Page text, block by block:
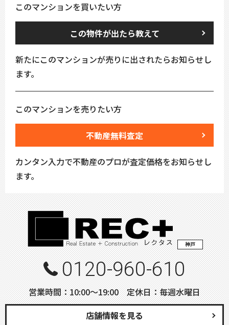
このマンションを買いたい方
この物件が出たら教えて
新たにこのマンションが売りに出されたらお知らせし
ます。
このマンションを売りたい方
不動産無料査定
カンタン入力で不動産のプロが査定価格をお知らせし
ます。
神戸
0120-960-610
営業時間：10:00〜19:00 定休日：毎週水曜日
店舗情報を見る